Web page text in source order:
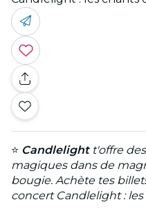
⭐ Candlelightt'offre
magiques dans de
bougie. Achète tes
concert Candlelight :